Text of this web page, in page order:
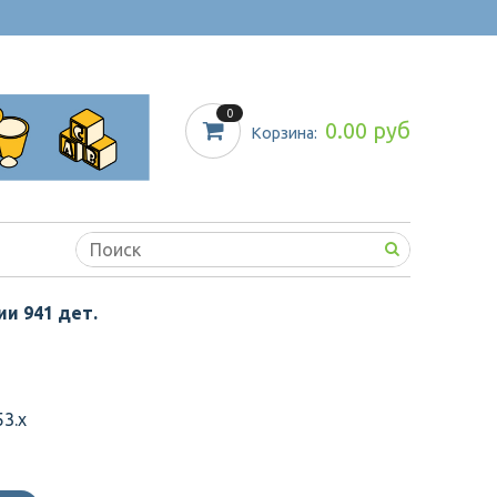
0
Корзина: 0.00 руб
941 дет.